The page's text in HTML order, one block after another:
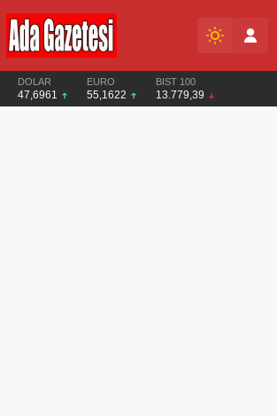
DOLAR
47,6961
EURO
55,1622
BIST 100
13.779,39